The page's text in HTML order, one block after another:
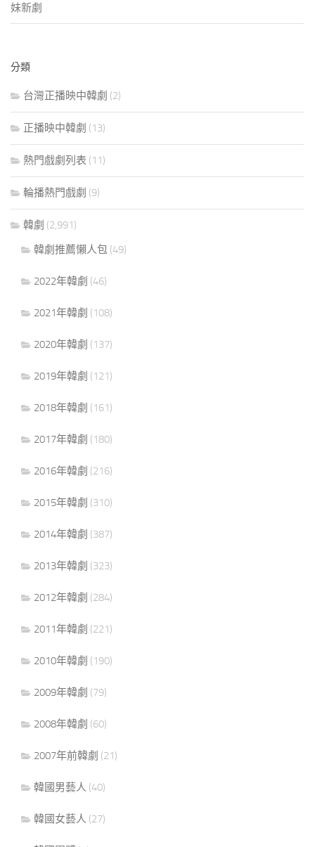
妹新劇
分類
台灣正播映中韓劇 (2)
正播映中韓劇 (13)
熱門戲劇列表 (11)
輪播熱門戲劇 (9)
韓劇 (2,991)
韓劇推薦懶人包 (49)
2022年韓劇 (46)
2021年韓劇 (108)
2020年韓劇 (137)
2019年韓劇 (121)
2018年韓劇 (161)
2017年韓劇 (180)
2016年韓劇 (216)
2015年韓劇 (310)
2014年韓劇 (387)
2013年韓劇 (323)
2012年韓劇 (284)
2011年韓劇 (221)
2010年韓劇 (190)
2009年韓劇 (79)
2008年韓劇 (60)
2007年前韓劇 (21)
韓國男藝人 (40)
韓國女藝人 (27)